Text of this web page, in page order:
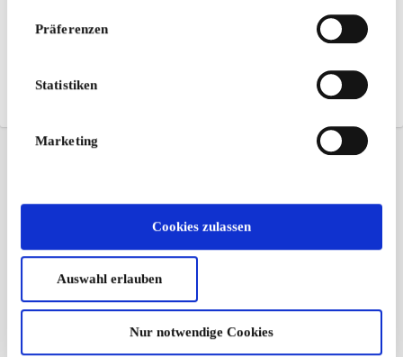
Präferenzen
Statistiken
Marketing
Cookies zulassen
Auswahl erlauben
Nur notwendige Cookies